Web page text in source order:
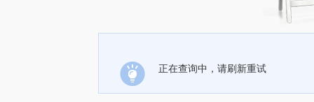
正在查询中，请刷新重试